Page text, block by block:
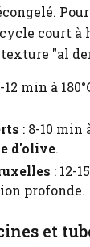
court à
"al
12 min à
: 8-10 min
d'olive.
: 12-
profonde.
et